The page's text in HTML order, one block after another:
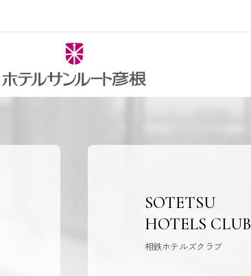
SOTETSU
HOTELS CLUB
相鉄ホテルズクラブ